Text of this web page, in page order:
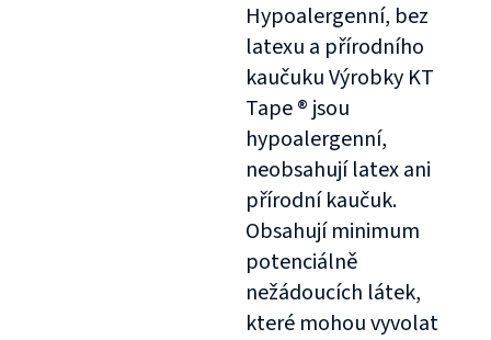
Hypoalergenní, bez
latexu a přírodního
kaučuku Výrobky KT
Tape ® jsou
hypoalergenní,
neobsahují latex ani
přírodní kaučuk.
Obsahují minimum
potenciálně
nežádoucích látek,
které mohou vyvolat